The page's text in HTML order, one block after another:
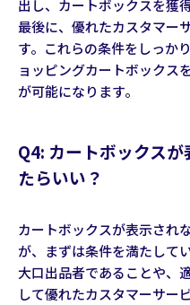
出し、カートボックスを獲
最後に、優れたカスタマー
す。これらの条件をしっか
ョッピングカートボックス
が可能になります。
Q4: カートボックス
たらいい？
カートボックスが表示され
が、まずは条件を満たして
大口出品者であることや、
して優れたカスタマーサー